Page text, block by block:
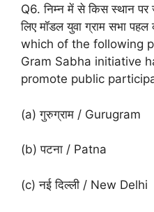
Q6. निम्न में से किस स्थान पर
लिए मॉडल युवा ग्राम सभा
which of the following
Gram Sabha initiative
promote public
(a) गुरुग्राम / Gurugram
(b) पटना / Patna
(c) नई दिल्ली / New Delhi